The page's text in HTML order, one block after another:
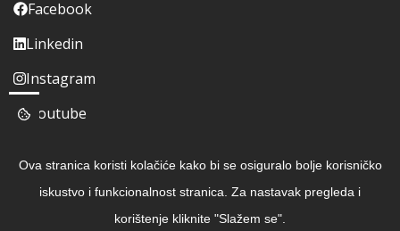
Facebook
Linkedin
Instagram
Youtube
Ova stranica koristi kolačiće kako bi se osiguralo bolje korisničko
iskustvo i funkcionalnost stranica. Za nastavak pregleda i
korištenje kliknite "Slažem se".